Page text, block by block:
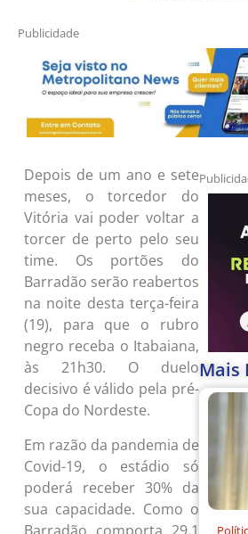
Publicidade
Depois de um ano e sete
meses, o torcedor do
Vitória vai poder voltar a
torcer de perto pelo seu
time. Os portões do
Barradão serão reabertos
na noite desta terça-feira
(19), para que o rubro
negro receba o Itabaiana,
às 21h30. O duelo
decisivo é válido pela pré-
Copa do Nordeste.
Em razão da pandemia de
Covid-19, o estádio só
poderá receber 30% da
sua capacidade. Como o
Mais